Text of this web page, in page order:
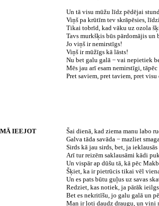
Un tā visu mūžu līdz pēdējai
Viņš pa krūtīm tev skrāpēsies,
Tikai tobrīd, kad vāku uz ozola
Tavs murkšķis būs pārdomājis un
Jo viņš ir nemirstīgs!
Viņš ir mūžīgs kā lāsts!
Nu bet galu galā − vai nepietiek
Mēs jau arī esam nemirstīgi,
Pret saviem, pret taviem, pret
IEEJOT
Šai dienā, kad ziema manu labo
Galva tāda savāda − mazliet
Sirds kā jau sirds, bet, ja
Arī tur reizēm saklausāmi kādi
Un vispār ap dūšu tā, kā pēc
Šķiet, ka ir pietrūcis tikai vēl
Un es pats būtu guļus uz savas
Redziet, kas notiek, ja pārāk
Bet es nekritīšu, jo galu galā un
Man ir ļoti daudz draugu, un viņi